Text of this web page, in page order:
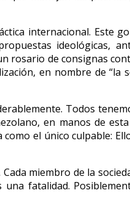
internacional. Este
ideológicas,
rosario de consignas
en nombre de “la
Todos
en manos de
el único culpable:
miembro de la
fatalidad.